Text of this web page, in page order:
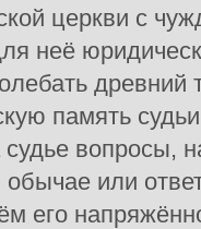
церкви с
неё
древний
память
вопросы,
или
его